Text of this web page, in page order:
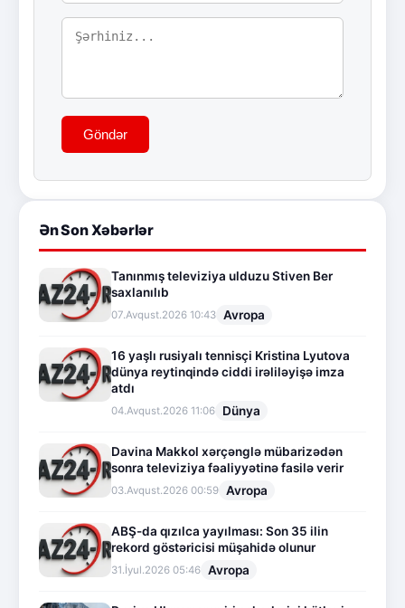
Göndər
Ən Son Xəbərlər
Tanınmış televiziya ulduzu Stiven Ber
saxlanılıb
07.Avqust.2026 10:43 Avropa
16 yaşlı rusiyalı tennisçi Kristina Lyutova
dünya reytinqində ciddi irəliləyişə imza
atdı
04.Avqust.2026 11:06 Dünya
Davina Makkol xərçənglə mübarizədən
sonra televiziya fəaliyyətinə fasilə verir
03.Avqust.2026 00:59 Avropa
ABŞ-da qızılca yayılması: Son 35 ilin
rekord göstəricisi müşahidə olunur
31.İyul.2026 05:46 Avropa